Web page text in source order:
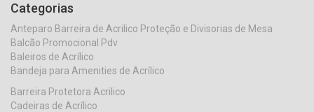
Categorias
Anteparo Barreira de Acrilico Proteção e Divisorias de Mesa
Balcão Promocional Pdv
Baleiros de Acrílico
Bandeja para Amenities de Acrílico
Barreira Protetora Acrilico
Cadeiras de Acrílico